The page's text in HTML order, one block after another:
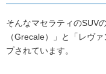
そんなマセラティのSUV
（Grecale）」と「レヴ
プされています。